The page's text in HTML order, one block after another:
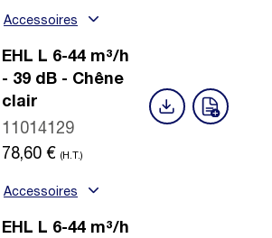
Accessoires
EHL L 6-44 m³/h
- 39 dB - Chêne
clair
11014129
78,60 € (H.T.)
Accessoires
EHL L 6-44 m³/h